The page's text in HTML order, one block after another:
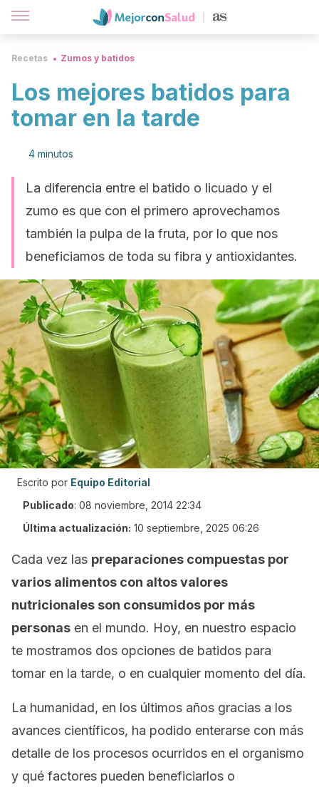
Recetas Zumos y batidos
Los mejores batidos para
tomar en la tarde
4 minutos
La diferencia entre el batido o licuado y el
zumo es que con el primero aprovechamos
también la pulpa de la fruta, por lo que nos
beneficiamos de toda su fibra y antioxidantes.
Escrito por Equipo Editorial
Publicado: 08 noviembre, 2014 22:34
Última actualización: 10 septiembre, 2025 06:26
Cada vez las preparaciones compuestas por
varios alimentos con altos valores
nutricionales son consumidos por más
personas en el mundo. Hoy, en nuestro espacio
te mostramos dos opciones de batidos para
tomar en la tarde, o en cualquier momento del día.
La humanidad, en los últimos años gracias a los
avances científicos, ha podido enterarse con más
detalle de los procesos ocurridos en el organismo
y qué factores pueden beneficiarlos o